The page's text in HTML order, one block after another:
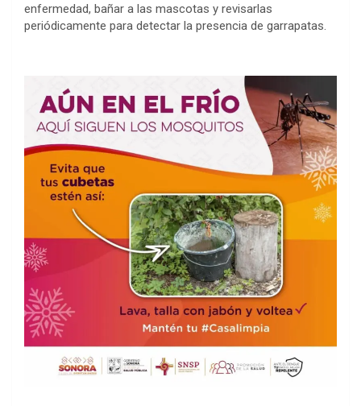
enfermedad, bañar a las mascotas y revisarlas
periódicamente para detectar la presencia de garrapatas.